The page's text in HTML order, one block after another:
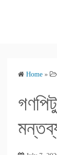
Home »